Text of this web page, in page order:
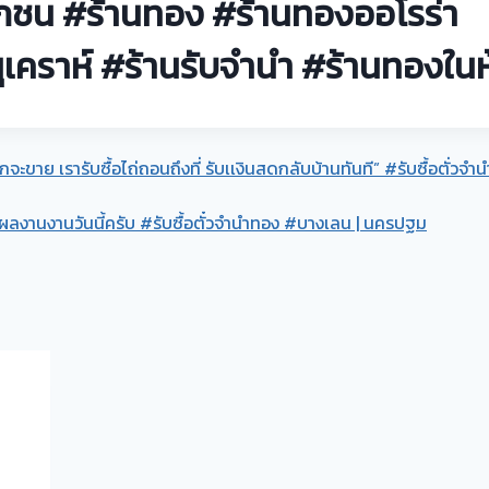
ชน #ร้านทอง #ร้านทองออโรร่า
คราห์ #ร้านรับจำนำ #ร้านทองใน
จะขาย เรารับซื้อไถ่ถอนถึงที่ รับเเงินสดกลับบ้านทันที” #รับซื้อตั่วจำ
ลงานงานวันนี้ครับ #รับซื้อตั๋วจำนำทอง #บางเลน | นครปฐม